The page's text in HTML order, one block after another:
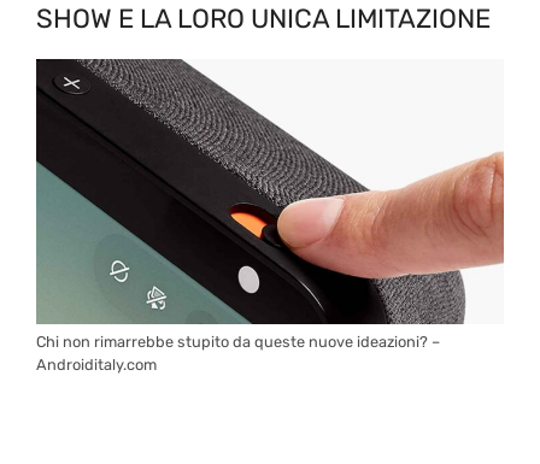
SHOW E LA LORO UNICA LIMITAZIONE
Chi non rimarrebbe stupito da queste nuove ideazioni? –
Androiditaly.com